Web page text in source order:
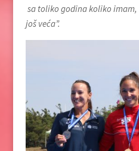
sa toliko godina koliko
još veća”.